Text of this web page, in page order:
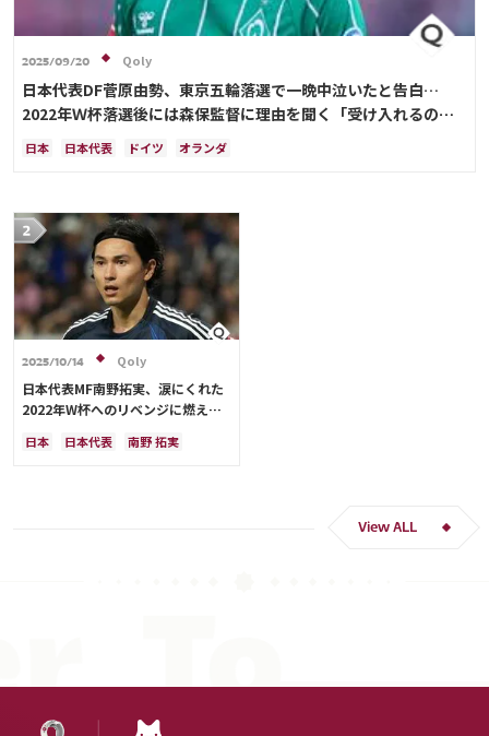
2025/09/20 Qoly
日本代表DF菅原由勢、東京五輪落選で一晩中泣いたと告白…
2022年Ｗ杯落選後には森保監督に理由を聞く「受け入れるのは
難しかった」
日本 日本代表 ドイツ オランダ
2025/10/14 Qoly
日本代表MF南野拓実、涙にくれた
2022年W杯へのリベンジに燃える
ー人生をかけた戦い」
日本 日本代表
南野 拓実
View ALL